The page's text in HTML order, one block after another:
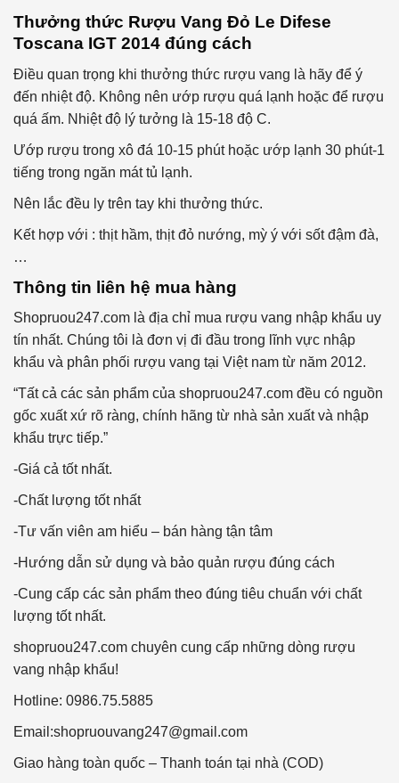
Thưởng thức Rượu Vang Đỏ Le Difese
Toscana IGT 2014 đúng cách
Điều quan trọng khi thưởng thức rượu vang là hãy để ý
đến nhiệt độ. Không nên ướp rượu quá lạnh hoặc để rượu
quá ấm. Nhiệt độ lý tưởng là 15-18 độ C.
Ướp rượu trong xô đá 10-15 phút hoặc ướp lạnh 30 phút-1
tiếng trong ngăn mát tủ lạnh.
Nên lắc đều ly trên tay khi thưởng thức.
Kết hợp với : thịt hầm, thịt đỏ nướng, mỳ ý với sốt đậm đà,
…
Thông tin liên hệ mua hàng
Shopruou247.com là địa chỉ mua rượu vang nhập khẩu uy
tín nhất. Chúng tôi là đơn vị đi đầu trong lĩnh vực nhập
khẩu và phân phối rượu vang tại Việt nam từ năm 2012.
“Tất cả các sản phẩm của shopruou247.com đều có nguồn
gốc xuất xứ rõ ràng, chính hãng từ nhà sản xuất và nhập
khẩu trực tiếp.”
-Giá cả tốt nhất.
-Chất lượng tốt nhất
-Tư vấn viên am hiểu – bán hàng tận tâm
-Hướng dẫn sử dụng và bảo quản rượu đúng cách
-Cung cấp các sản phẩm theo đúng tiêu chuẩn với chất
lượng tốt nhất.
shopruou247.com chuyên cung cấp những dòng rượu
vang nhập khẩu!
Hotline: 0986.75.5885
Email:shopruouvang247@gmail.com
Giao hàng toàn quốc – Thanh toán tại nhà (COD)